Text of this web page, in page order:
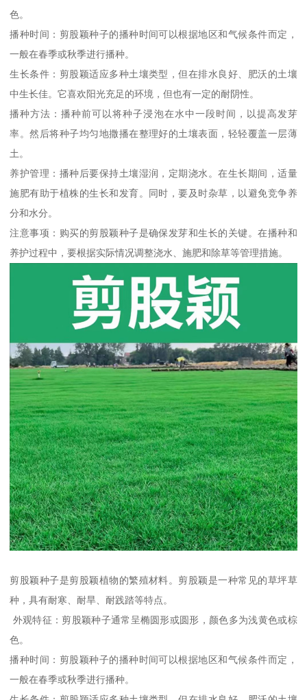
色。
播种时间：剪股颖种子的播种时间可以根据地区和气候条件而定，
一般在春季或秋季进行播种。
生长条件：剪股颖适应多种土壤类型，但在排水良好、肥沃的土壤
中生长佳。它喜欢阳光充足的环境，但也有一定的耐阴性。
播种方法：播种前可以将种子浸泡在水中一段时间，以提高发芽
率。然后将种子均匀地撒播在整理好的土壤表面，轻轻覆盖一层薄
土。
养护管理：播种后要保持土壤湿润，定期浇水。在生长期间，适量
施肥有助于植株的生长和发育。同时，要及时杂草，以避免竞争养
分和水分。
注意事项：购买的剪股颖种子是确保发芽和生长的关键。在播种和
养护过程中，要根据实际情况调整浇水、施肥和除草等管理措施。
剪股颖种子是剪股颖植物的繁殖材料。剪股颖是一种常见的草坪草
种，具有耐寒、耐旱、耐践踏等特点。
外观特征：剪股颖种子通常呈椭圆形或圆形，颜色多为浅黄色或棕
色。
播种时间：剪股颖种子的播种时间可以根据地区和气候条件而定，
一般在春季或秋季进行播种。